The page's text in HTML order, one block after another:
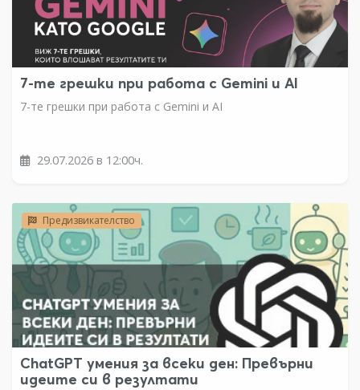
7-те грешки при работа с Gemini и AI
7-те грешки при работа с Gemini и AI
29.07.2026 в 12:00ч.
Предизвикателство
ChatGPT умения за всеки ден: Превърни
идеите си в резултати